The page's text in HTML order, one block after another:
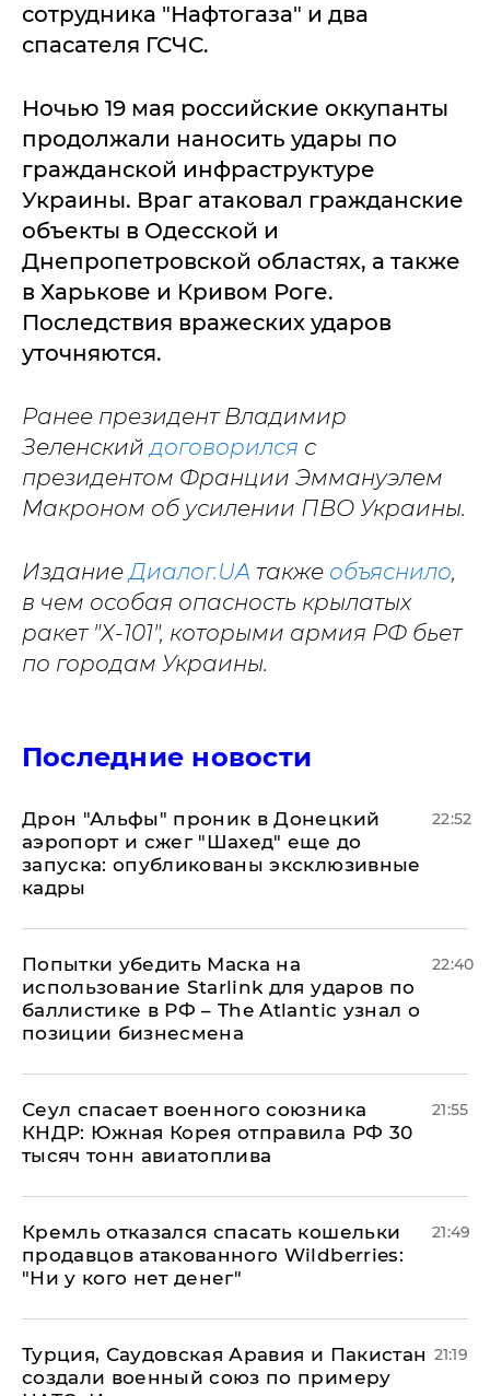
сотрудника "Нафтогаза" и два
спасателя ГСЧС.
Ночью 19 мая российские оккупанты
продолжали наносить удары по
гражданской инфраструктуре
Украины. Враг атаковал гражданские
объекты в Одесской и
Днепропетровской областях, а также
в Харькове и Кривом Роге.
Последствия вражеских ударов
уточняются.
Ранее президент Владимир
Зеленскийдоговорился с
президентом Франции Эммануэлем
Макроном об усилении ПВО Украины.
ИзданиеДиалог.UA также объяснило,
в чем особая опасность крылатых
ракет "Х-101", которыми армия РФ бьет
по городам Украины.
Последние новости
Дрон "Альфы" проник в Донецкий
аэропорт и сжег "Шахед" еще до
запуска: опубликованы эксклюзивные
кадры
22:52
Попытки убедить Маска на
использование Starlink для ударов по
баллистике в РФ – The Atlantic узнал о
позиции бизнесмена
22:40
​Сеул спасает военного союзника
КНДР: Южная Корея отправила РФ 30
тысяч тонн авиатоплива
21:55
Кремль отказался спасать кошельки
продавцов атакованного Wildberries:
"Ни у кого нет денег"
21:49
Турция, Саудовская Аравия и Пакистан
создали военный союз по примеру
21:19